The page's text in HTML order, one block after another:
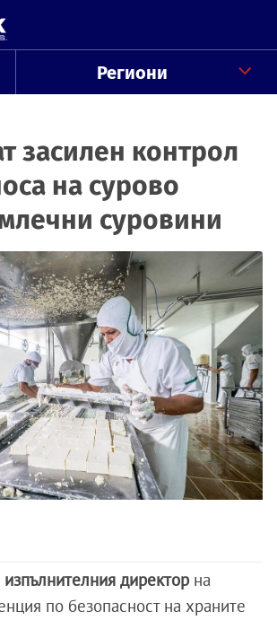
Региони
засилен контрол
на сурово
суровини
директор на
по безопасност на храните